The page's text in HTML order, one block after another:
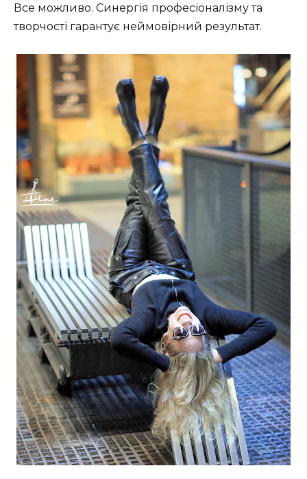
Все можливо. Синергія професіоналізму та
творчості гарантує неймовірний результат.